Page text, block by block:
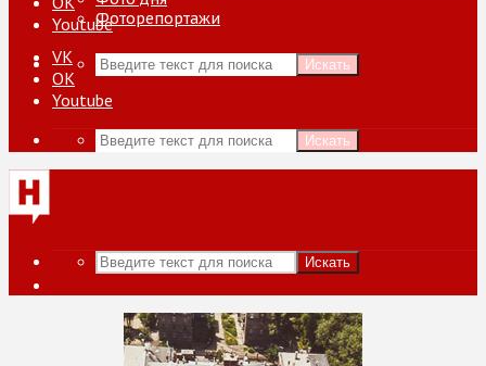
Youtube
Искать
Фоторепортажи
VK
ОК
Youtube
Искать
Искать